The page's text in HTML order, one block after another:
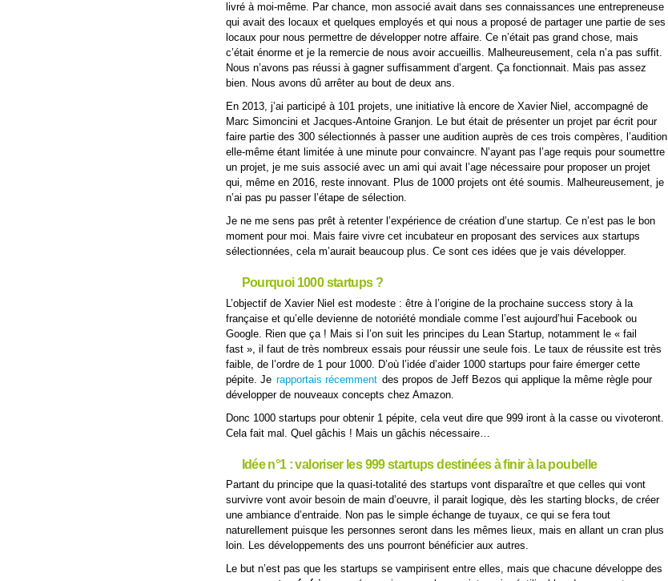
livré à moi-même. Par chance, mon associé avait dans ses connaissances une entrepreneuse
qui avait des locaux et quelques employés et qui nous a proposé de partager une partie de ses
locaux pour nous permettre de développer notre affaire. Ce n’était pas grand chose, mais
c’était énorme et je la remercie de nous avoir accueillis. Malheureusement, cela n’a pas suffit.
Nous n’avons pas réussi à gagner suffisamment d’argent. Ça fonctionnait. Mais pas assez
bien. Nous avons dû arrêter au bout de deux ans.
En 2013, j’ai participé à 101 projets, une initiative là encore de Xavier Niel, accompagné de
Marc Simoncini et Jacques-Antoine Granjon. Le but était de présenter un projet par écrit pour
faire partie des 300 sélectionnés à passer une audition auprès de ces trois compères, l’audition
elle-même étant limitée à une minute pour convaincre. N’ayant pas l’age requis pour soumettre
un projet, je me suis associé avec un ami qui avait l’age nécessaire pour proposer un projet
qui, même en 2016, reste innovant. Plus de 1000 projets ont été soumis. Malheureusement, je
n’ai pas pu passer l’étape de sélection.
Je ne me sens pas prêt à retenter l’expérience de création d’une startup. Ce n’est pas le bon
moment pour moi. Mais faire vivre cet incubateur en proposant des services aux startups
sélectionnées, cela m’aurait beaucoup plus. Ce sont ces idées que je vais développer.
Pourquoi 1000 startups ?
L’objectif de Xavier Niel est modeste : être à l’origine de la prochaine success story à la
française et qu’elle devienne de notoriété mondiale comme l’est aujourd’hui Facebook ou
Google. Rien que ça ! Mais si l’on suit les principes du Lean Startup, notamment le « fail
fast », il faut de très nombreux essais pour réussir une seule fois. Le taux de réussite est très
faible, de l’ordre de 1 pour 1000. D’où l’idée d’aider 1000 startups pour faire émerger cette
pépite. Je rapportais récemment des propos de Jeff Bezos qui applique la même règle pour
développer de nouveaux concepts chez Amazon.
Donc 1000 startups pour obtenir 1 pépite, cela veut dire que 999 iront à la casse ou vivoteront.
Cela fait mal. Quel gâchis ! Mais un gâchis nécessaire…
Idée n°1 : valoriser les 999 startups destinées à finir à la poubelle
Partant du principe que la quasi-totalité des startups vont disparaître et que celles qui vont
survivre vont avoir besoin de main d’oeuvre, il parait logique, dès les starting blocks, de créer
une ambiance d’entraide. Non pas le simple échange de tuyaux, ce qui se fera tout
naturellement puisque les personnes seront dans les mêmes lieux, mais en allant un cran plus
loin. Les développements des uns pourront bénéficier aux autres.
Le but n’est pas que les startups se vampirisent entre elles, mais que chacune développe des